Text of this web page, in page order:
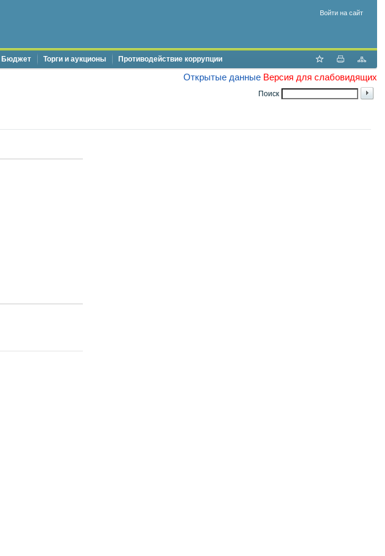
Войти на сайт
Бюджет Торги и аукционы Противодействие коррупции
Открытые данные Версия для слабовидящих
Поиск